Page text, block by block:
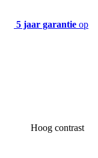
5 jaar garantie op
Hoog contrast